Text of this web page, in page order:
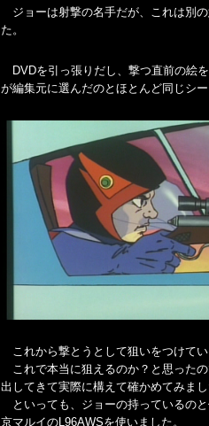
ジョーは射撃の名手だが、これは別
た。
DVDを引っ張りだし、撃つ直前の絵
が編集元に選んだのとほとんど同じシ
これから撃とうとして狙いをつけて
これで本当に狙えるのか？と思った
出してきて実際に構えて確かめてみま
といっても、ジョーの持っているの
京マルイのL96AWSを使いました。